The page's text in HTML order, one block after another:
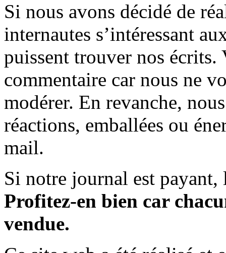
Si nous avons décidé de
internautes s’intéressant
puissent trouver nos écrits.
commentaire car nous ne
modérer. En revanche,
réactions, emballées ou
mail.
Si notre journal est payant,
Profitez-en bien car
vendue.